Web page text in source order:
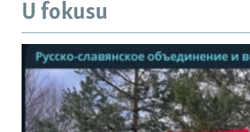
U fokusu